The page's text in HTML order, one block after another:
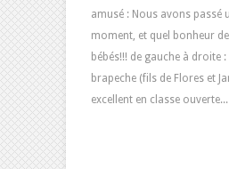
amusé : Nous avons passé
moment, et quel bonheur
bébés!!! de gauche à droite
brapeche (fils de Flores et
excellent en classe ouverte...